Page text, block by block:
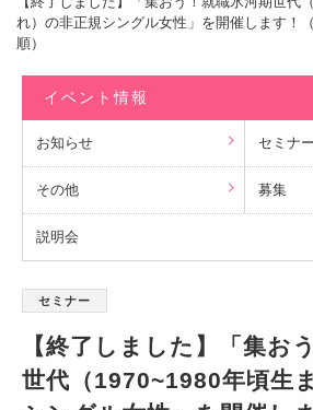
れ）の非正規シングル女性」を開催します！
順）
イベント情報
お知らせ セミナー
その他 募集
説明会
セミナー
【終了しました】「集お
世代（1970~1980年頃生